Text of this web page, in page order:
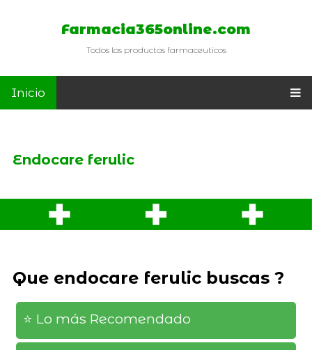
Farmacia365online.com
Todos los productos farmaceuticos
Inicio
Endocare ferulic
Que endocare ferulic buscas ?
⭐️ Lo más Recomendado